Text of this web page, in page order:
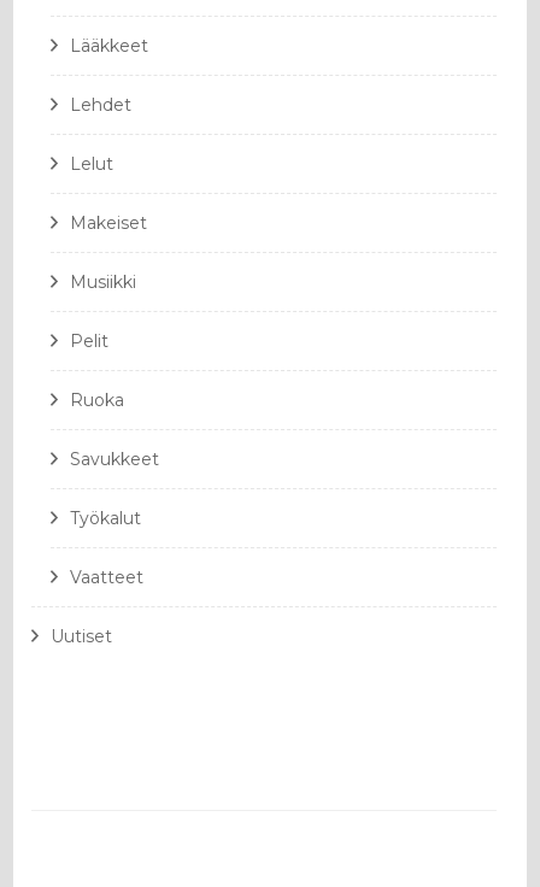
Lääkkeet
Lehdet
Lelut
Makeiset
Musiikki
Pelit
Ruoka
Savukkeet
Työkalut
Vaatteet
Uutiset